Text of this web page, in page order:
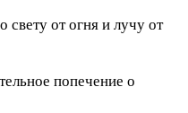
от огня и лучу от
попечение о